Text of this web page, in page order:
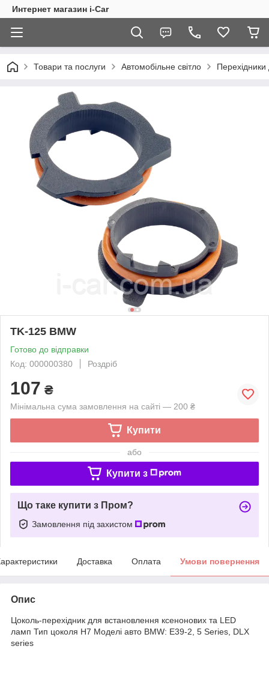
Интернет магазин i-Car
Товари та послуги Автомобільне світло
TK-125 BMW
Готово до відправки
Код: 000000380
Роздріб
107 ₴
Мінімальна сума замовлення на сайті — 200 ₴
Купити
або
Купити з
Що таке купити з Пром?
Замовлення під захистом
Доставка Оплата Умови повернення
Опис
Цоколь-перехідник для встановлення ксенонових та LED
ламп Тип цоколя Н7 Моделі авто BMW: E39-2, 5 Series, DLX
series